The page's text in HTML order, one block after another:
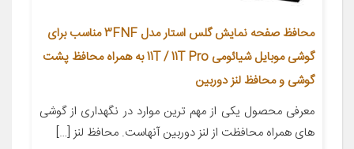
محافظ صفحه نمایش گلس استار مدل 3FNF مناسب برای
گوشی موبایل شیائومی 11T / 11T Pro به همراه محافظ پشت
گوشی و محافظ لنز دوربین
معرفی محصول یکی از مهم ترین موارد در نگهداری از گوشی
های همراه محافظت از لنز دوربین آنهاست. محافظ لنز […]